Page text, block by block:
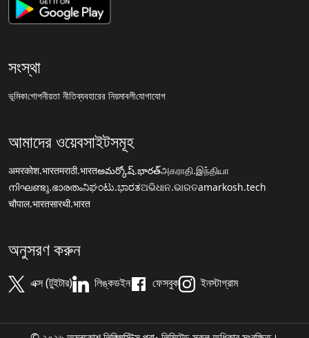
সংস্থা
ভূমিকাগোপনীয়তা নীতিব্যবহারের নিয়মাবলীযোগাযোগ
আমাদের ওয়েবসাইটসমূহ
अमरकोश.भारतमराठी.भारतఅమర్కోష్.భారత్அகராதி.இந்தியா
നിഘണ്ടു.ഭാരതംನಿಘಂಟು.ಭಾರತଅଭିଧାନ.ଭାରତamarkosh.tech
चौपाल.भारतसारथी.भारत
অনুসরণ করুন
এক্স (টুইটার) লিঙ্কডইন ফেসবুক ইনস্টাগ্রাম